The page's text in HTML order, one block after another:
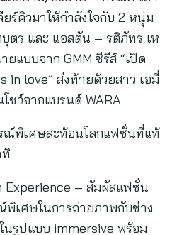
ร์คิวมาให้กำลังใจกับ 2 หนุ่ม
ตร และ แอสตัน – รติภัทร เห
แบบจาก GMM ซีรีส์ “เปิด
in love” ส่งท้ายด้วยสาว เอมี่
ชว์จากแบรนด์ WARA
ณ์พิเศษสะท้อนโลกแฟชั่นที่แท้
Experience – สัมผัสแฟชั่น
เศษในการถ่ายภาพกับช่าง
รูปแบบ immersive พร้อม